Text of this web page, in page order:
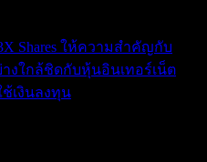
Bull 3X
Shares ให้ความสำคัญกับ
งใกล้ชิดกับหุ้นอินเทอร์เน็ต
ช้เงินลงทุน